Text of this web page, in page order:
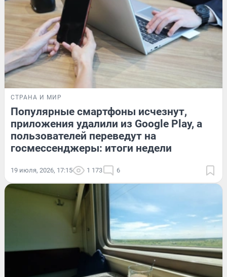
СТРАНА И МИР
Популярные смартфоны исчезнут,
приложения удалили из Google Play, а
пользователей переведут на
госмессенджеры: итоги недели
19 июля, 2026, 17:15 1 173 6